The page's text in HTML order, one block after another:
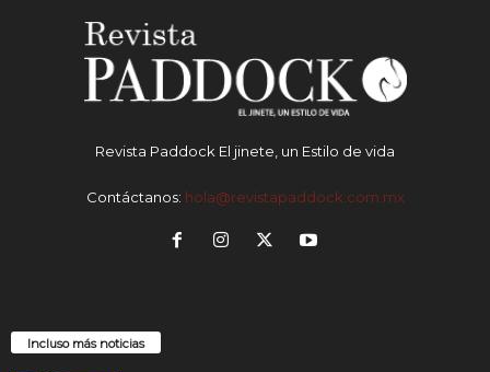
Revista Paddock El jinete, un Estilo de vida
Contáctanos: hola@revistapaddock.com.mx
Incluso más noticias